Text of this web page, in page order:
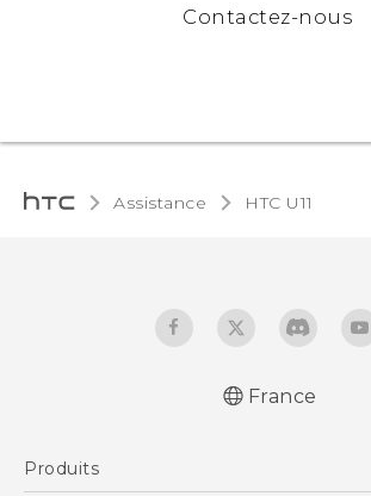
Contactez-nous
Assistance HTC U11‎
France
Produits